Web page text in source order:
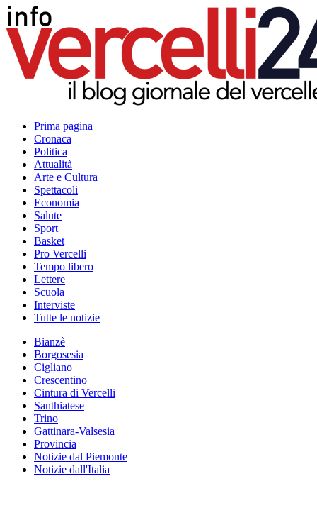
Prima pagina
Cronaca
Politica
Attualità
Arte e Cultura
Spettacoli
Economia
Salute
Sport
Basket
Pro Vercelli
Tempo libero
Lettere
Scuola
Interviste
Tutte le notizie
Bianzè
Borgosesia
Cigliano
Crescentino
Cintura di Vercelli
Santhiatese
Trino
Gattinara-Valsesia
Provincia
Notizie dal Piemonte
Notizie dall'Italia